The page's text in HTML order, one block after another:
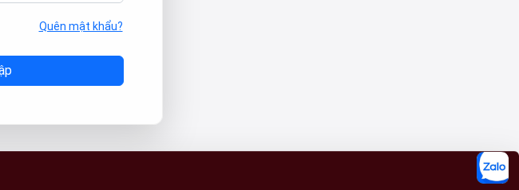
Quên mật khẩu?